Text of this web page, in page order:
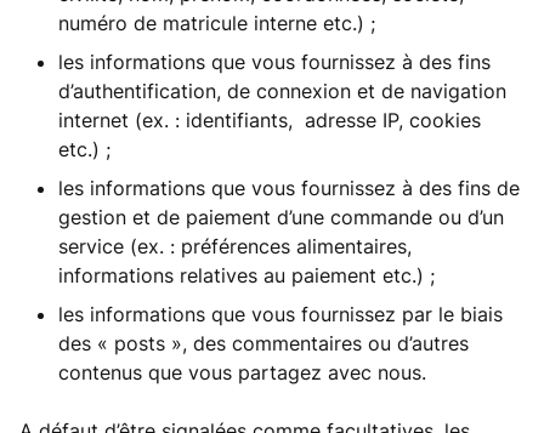
numéro de matricule interne etc.) ;
les informations que vous fournissez à des fins
d’authentification, de connexion et de navigation
internet (ex. : identifiants, adresse IP, cookies
etc.) ;
les informations que vous fournissez à des fins de
gestion et de paiement d’une commande ou d’un
service (ex. : préférences alimentaires,
informations relatives au paiement etc.) ;
les informations que vous fournissez par le biais
des « posts », des commentaires ou d’autres
contenus que vous partagez avec nous.